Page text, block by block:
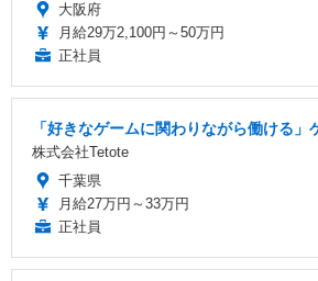
大阪府
月給29万2,100円～50万円
正社員
「好きなゲームに関わりながら働ける
株式会社Tetote
千葉県
月給27万円～33万円
正社員